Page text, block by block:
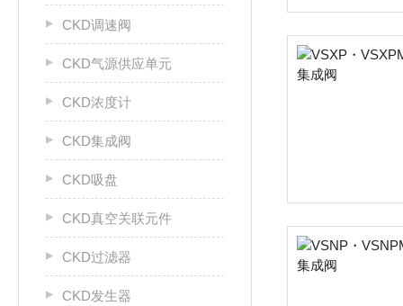
CKD调速阀
CKD气源供应单元
CKD浓度计
CKD集成阀
CKD吸盘
CKD真空关联元件
CKD过滤器
CKD发生器